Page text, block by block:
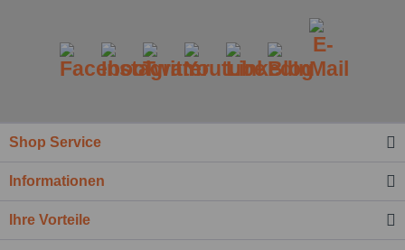
Ich habe die Datenschutzbestimmung
zur
Kenntnis genommen.*
Felder mit * sind Pflichtfelder.
Shop Service
Informationen
Ihre Vorteile